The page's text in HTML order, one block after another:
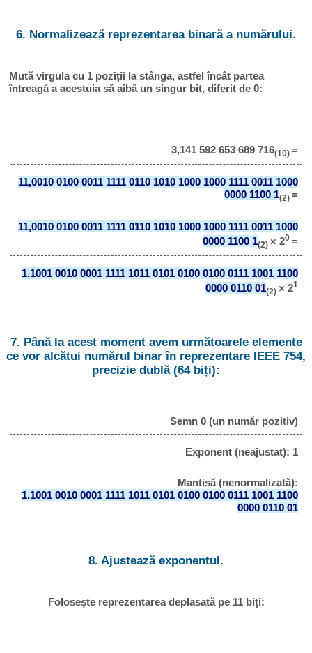
6. Normalizează reprezentarea binară a numărului.
Mută virgula cu 1 poziții la stânga, astfel încât partea
întreagă a acestuia să aibă un singur bit, diferit de 0:
3,141 592 653 689 716(10) =
11,0010 0100 0011 1111 0110 1010 1000 1000 1111 0011 1000
0000 1100 1(2) =
11,0010 0100 0011 1111 0110 1010 1000 1000 1111 0011 1000
0000 1100 1(2) × 20 =
1,1001 0010 0001 1111 1011 0101 0100 0100 0111 1001 1100
0000 0110 01(2) × 21
7. Până la acest moment avem următoarele elemente
ce vor alcătui numărul binar în reprezentare IEEE 754,
precizie dublă (64 biți):
Semn 0 (un număr pozitiv)
Exponent (neajustat): 1
Mantisă (nenormalizată):
1,1001 0010 0001 1111 1011 0101 0100 0100 0111 1001 1100
0000 0110 01
8. Ajustează exponentul.
Folosește reprezentarea deplasată pe 11 biți: